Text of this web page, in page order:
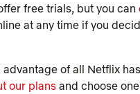
free trials, but you can
at any time if you
advantage of all Netflix
our plans and choose